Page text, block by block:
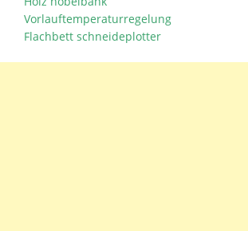
Vorlauftemperaturregelung
Flachbett schneideplotter